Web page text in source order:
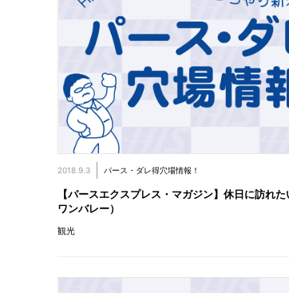
2018.9.3 パース・ダレ得穴場情報！
【パースエクスプレス・マガジン】休日に訪れ
ワンバレー）
観光